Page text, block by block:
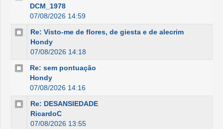
DCM_1978
07/08/2026 14:59
Re: Visto-me de flores, de giesta e de alecrim
Hondy
07/08/2026 14:18
Re: sem pontuação
Hondy
07/08/2026 14:16
Re: DESANSIEDADE
RicardoC
07/08/2026 13:55